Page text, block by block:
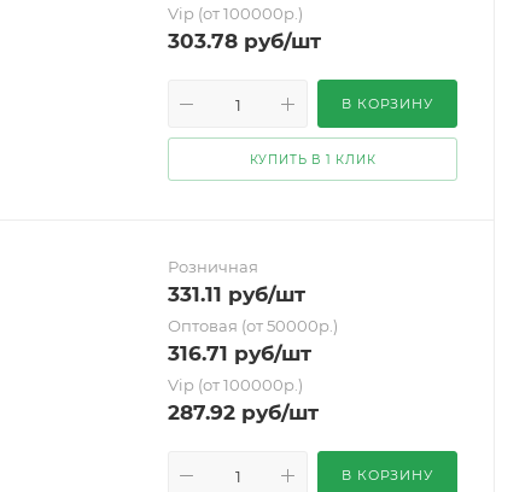
Vip (от 100000р.)
303.78 руб/шт
В КОРЗИНУ
КУПИТЬ В 1 КЛИК
Розничная
331.11 руб/шт
Оптовая (от 50000р.)
316.71 руб/шт
Vip (от 100000р.)
287.92 руб/шт
В КОРЗИНУ